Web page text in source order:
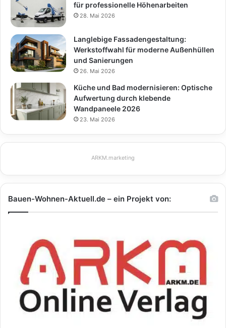
für professionelle Höhenarbeiten
28. Mai 2026
Langlebige Fassadengestaltung:
Werkstoffwahl für moderne Außenhüllen
und Sanierungen
26. Mai 2026
Küche und Bad modernisieren: Optische
Aufwertung durch klebende
Wandpaneele 2026
23. Mai 2026
ARKM.marketing
Bauen-Wohnen-Aktuell.de – ein Projekt von: